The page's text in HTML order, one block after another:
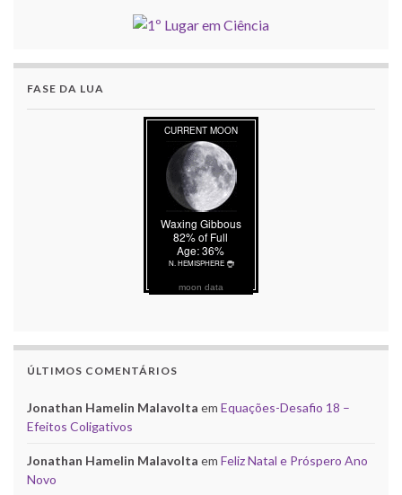
FASE DA LUA
moon data
ÚLTIMOS COMENTÁRIOS
Jonathan Hamelin Malavolta em Equações-Desafio 18 –
Efeitos Coligativos
Jonathan Hamelin Malavolta em Feliz Natal e Próspero Ano
Novo